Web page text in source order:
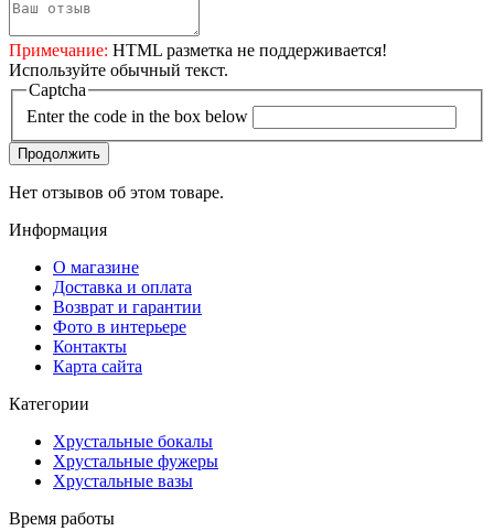
Примечание: HTML разметка не поддерживается!
Используйте обычный текст.
Captcha
Enter the code in the box below
Продолжить
Нет отзывов об этом товаре.
Информация
О магазине
Доставка и оплата
Возврат и гарантии
Фото в интерьере
Контакты
Карта сайта
Категории
Хрустальные бокалы
Хрустальные фужеры
Хрустальные вазы
Время работы